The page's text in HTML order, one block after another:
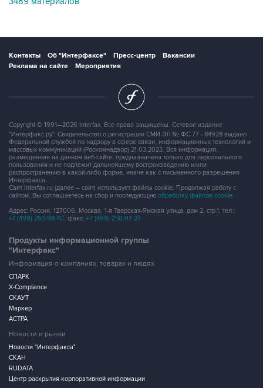
Контакты Об "Интерфаксе" Пресс-центр
Вакансии
Реклама на сайте
Мероприятия
Copyright © 1991—2026 Interfax. Все права защищены. Сетевое издание
"Интерфакс.ру". Свидетельство о регистрации СМИ ЭЛ № ФС 77 - 84928 выдано
Федеральной службой по надзору в сфере связи, информационных технологий и
массовых коммуникаций (Роскомнадзор) 21.03.2023. Вся информация,
размещенная на данном веб-сайте, предназначена только для персонального
пользования и не подлежит дальнейшему воспроизведению и/или
распространению в какой-либо форме, иначе как с письменного разрешения
Интерфакса.
Сайт Interfax.ru (далее – сайт) использует файлы cookie. Продолжая работу с
сайтом, Вы соглашаетесь на сбор и последующую обработку файлов cookie.
Адрес: Россия, 127006, Москва, 1-я Тверская-Ямская улица, дом 2, стр.1, тел.:
+7 (499) 250-98-40, факс: +7 (499) 250-97-27
Продукты информационной группы
"Интерфакс"
Информация о компаниях, товарах и людях
СПАРК
X-Compliance
СКАУТ
Маркер
АСТРА
Новости и рынки
Новости "Интерфакса"
СКАН
RUDATA
Центр раскрытия корпоративной информации